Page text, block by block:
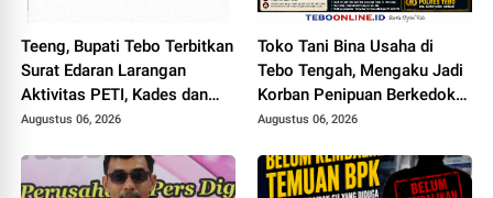
Teeng, Bupati Tebo Terbitkan
Surat Edaran Larangan
Aktivitas PETI, Kades dan
Perangkat Desa Yang
Augustus 06, 2026
Toko Tani Bina Usaha di
Tebo Tengah, Mengaku Jadi
Korban Penipuan Berkedok
Pemesanan Racun Tikus
Augustus 06, 2026